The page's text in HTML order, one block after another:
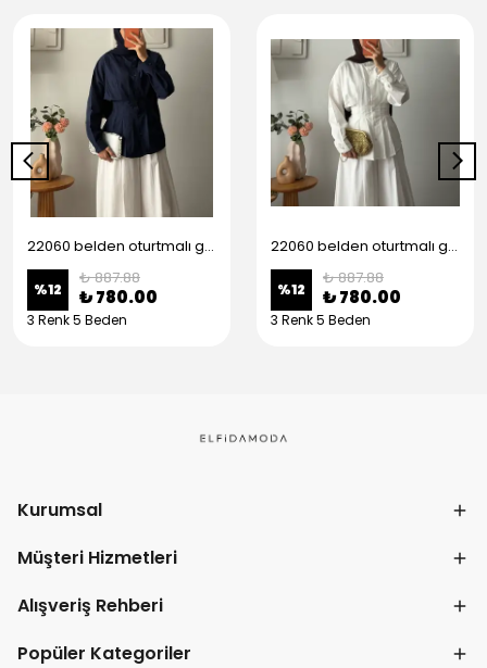
22060 belden oturtmalı gömlek - Lacivert
%12
₺ 887.88
₺ 780.00
3 Renk 5 Beden
22060 belden oturtmalı gömlek - Beyaz
%12
₺ 887.88
₺ 780.00
3 Renk 5 Beden
Kurumsal
Müşteri Hizmetleri
Alışveriş Rehberi
Popüler Kategoriler